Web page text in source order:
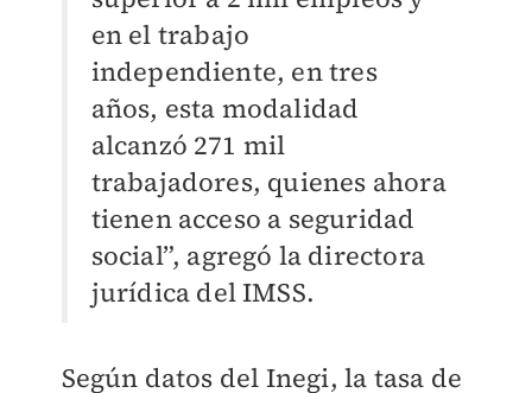
en el trabajo
independiente, en tres
años, esta modalidad
alcanzó 271 mil
trabajadores, quienes ahora
tienen acceso a seguridad
social”, agregó la directora
jurídica del IMSS.
Según datos del Inegi, la tasa de